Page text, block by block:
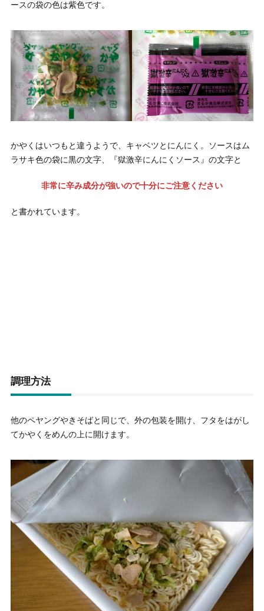
ースの袋の色は紫色です。
かやくはいつもと違うようで、キャベツとにんにく。ソースはム
ラサキ色の袋に黒の文字、『獄激辛にんにくソース』の文字と
非常に辛み成分が強いので十分にご注意ください
と書かれています。
調理方法
他のペヤングやきそばと同じで、外の包装を開け、フタをはがし
てかやくをめんの上に開けます。